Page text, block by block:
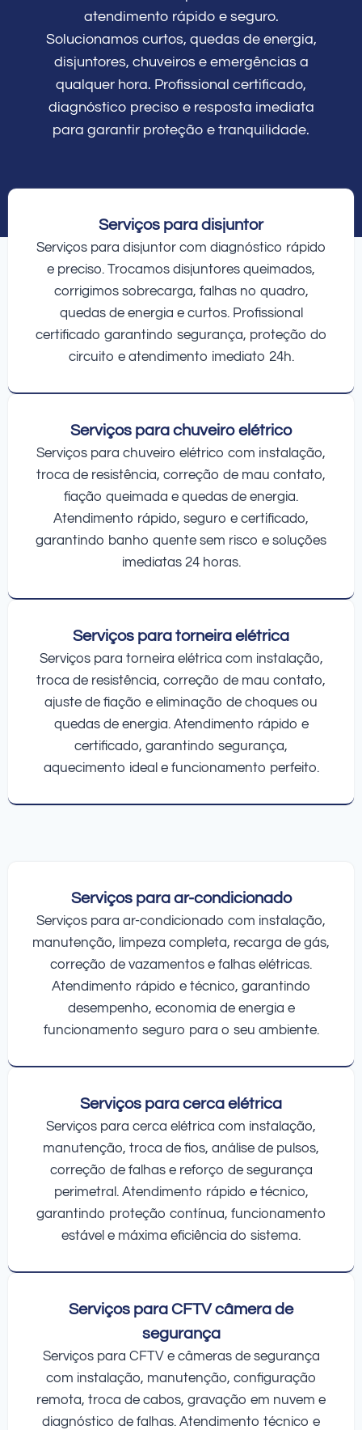
atendimento rápido e seguro.
Solucionamos curtos, quedas de energia,
disjuntores, chuveiros e emergências a
qualquer hora. Profissional certificado,
diagnóstico preciso e resposta imediata
para garantir proteção e tranquilidade.
Serviços para disjuntor
Serviços para disjuntor com diagnóstico rápido
e preciso. Trocamos disjuntores queimados,
corrigimos sobrecarga, falhas no quadro,
quedas de energia e curtos. Profissional
certificado garantindo segurança, proteção do
circuito e atendimento imediato 24h.
Serviços para chuveiro elétrico
Serviços para chuveiro elétrico com instalação,
troca de resistência, correção de mau contato,
fiação queimada e quedas de energia.
Atendimento rápido, seguro e certificado,
garantindo banho quente sem risco e soluções
imediatas 24 horas.
Serviços para torneira elétrica
Serviços para torneira elétrica com instalação,
troca de resistência, correção de mau contato,
ajuste de fiação e eliminação de choques ou
quedas de energia. Atendimento rápido e
certificado, garantindo segurança,
aquecimento ideal e funcionamento perfeito.
Serviços para ar-condicionado
Serviços para ar-condicionado com instalação,
manutenção, limpeza completa, recarga de gás,
correção de vazamentos e falhas elétricas.
Atendimento rápido e técnico, garantindo
desempenho, economia de energia e
funcionamento seguro para o seu ambiente.
Serviços para cerca elétrica
Serviços para cerca elétrica com instalação,
manutenção, troca de fios, análise de pulsos,
correção de falhas e reforço de segurança
perimetral. Atendimento rápido e técnico,
garantindo proteção contínua, funcionamento
estável e máxima eficiência do sistema.
Serviços para CFTV câmera de
segurança
Serviços para CFTV e câmeras de segurança
com instalação, manutenção, configuração
remota, troca de cabos, gravação em nuvem e
diagnóstico de falhas. Atendimento técnico e